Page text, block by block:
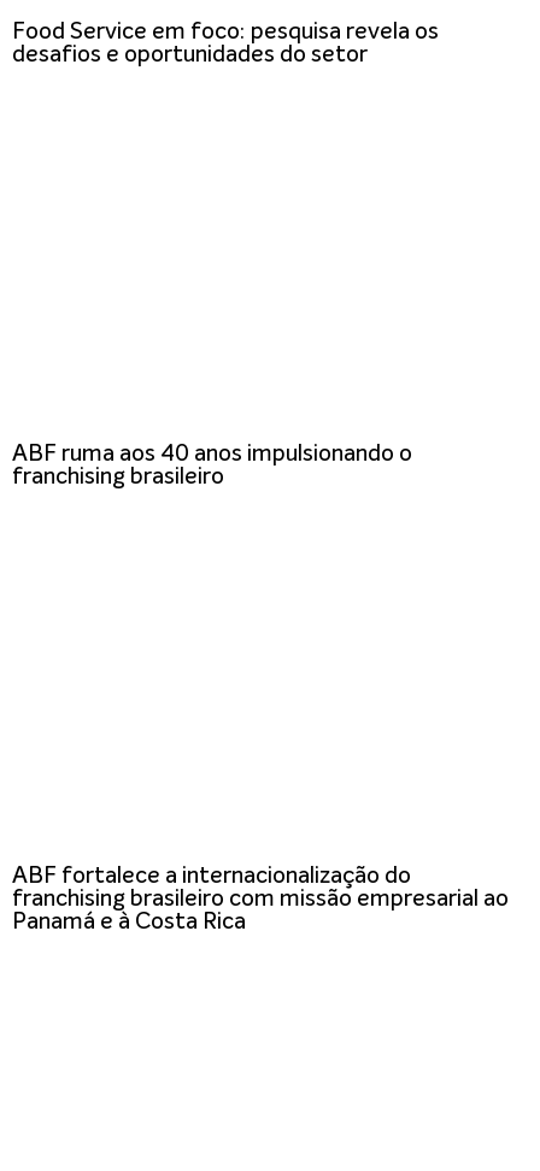
Food Service em foco: pesquisa revela os
desafios e oportunidades do setor
ABF ruma aos 40 anos impulsionando o
franchising brasileiro
ABF fortalece a internacionalização do
franchising brasileiro com missão empresarial ao
Panamá e à Costa Rica